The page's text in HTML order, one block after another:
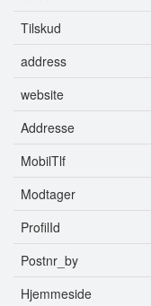
Tilskud
address
website
Addresse
MobilTlf
Modtager
ProfilId
Postnr_by
Hjemmeside